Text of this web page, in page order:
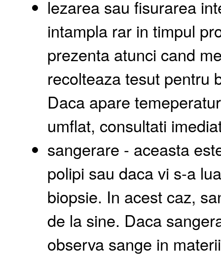
lezarea sau fisurarea
intampla rar in timpul
prezenta atunci cand
recolteaza tesut pentru
Daca apare
umflat, consultati
sangerare - aceasta
polipi sau daca vi s-a
biopsie. In acest caz,
de la sine. Daca
observa sange in